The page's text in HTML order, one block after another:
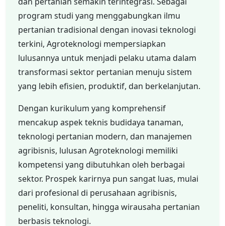
program studi yang menggabungkan ilmu
pertanian tradisional dengan inovasi teknologi
terkini, Agroteknologi mempersiapkan
lulusannya untuk menjadi pelaku utama dalam
transformasi sektor pertanian menuju sistem
yang lebih efisien, produktif, dan berkelanjutan.
Dengan kurikulum yang komprehensif
mencakup aspek teknis budidaya tanaman,
teknologi pertanian modern, dan manajemen
agribisnis, lulusan Agroteknologi memiliki
kompetensi yang dibutuhkan oleh berbagai
sektor. Prospek karirnya pun sangat luas, mulai
dari profesional di perusahaan agribisnis,
peneliti, konsultan, hingga wirausaha pertanian
berbasis teknologi.